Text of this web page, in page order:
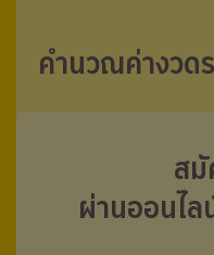
คำนวณค่างวด
ส
ผ่านออนไล